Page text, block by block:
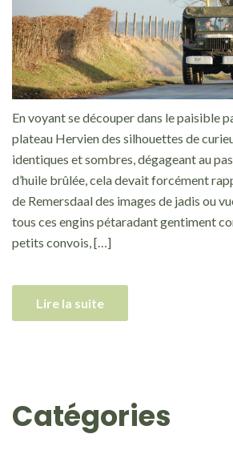
En voyant se découper dans le paisible
plateau Hervien des silhouettes de
identiques et sombres, dégageant au
d’huile brûlée, cela devait forcément
de Remersdaal des images de jadis ou
tous ces engins pétaradant gentiment
petits convois, […]
Lire la suite
Catégories